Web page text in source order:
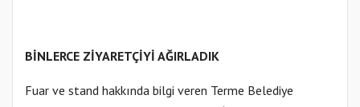
BİNLERCE ZİYARETÇİYİ AĞIRLADIK
Fuar ve stand hakkında bilgi veren Terme Belediye